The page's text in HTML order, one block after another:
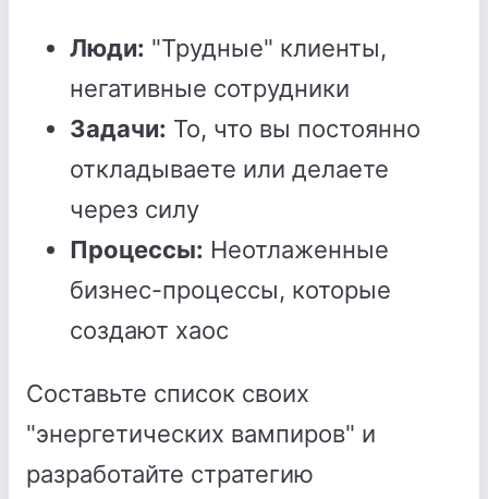
Люди: "Трудные" клиенты,
негативные сотрудники
Задачи: То, что вы постоянно
откладываете или делаете
через силу
Процессы: Неотлаженные
бизнес-процессы, которые
создают хаос
Составьте список своих
"энергетических вампиров" и
разработайте стратегию